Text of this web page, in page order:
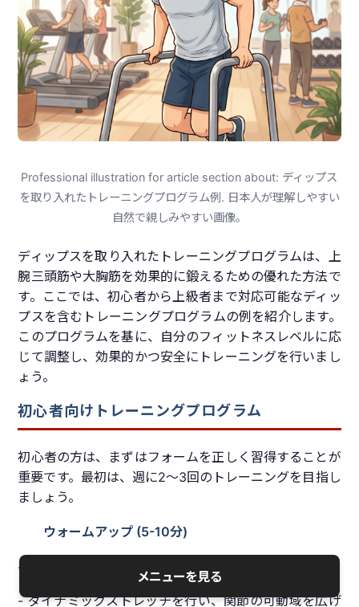
Professional illustration for article section about: ディップス
を取り入れたトレーニングプログラム例. 日本人が理解しやすい
自然で親しみやすい画像。
ディップスを取り入れたトレーニングプログラムは、上
腕三頭筋や大胸筋を効果的に鍛えるための優れた方法で
す。ここでは、初心者から上級者まで対応可能なディッ
プスを含むトレーニングプログラムの例を紹介します。
このプログラムを基に、自分のフィットネスレベルに応
じて調整し、効果的かつ安全にトレーニングを行いまし
ょう。
初心者向けトレーニングプログラム
初心者の方は、まずはフォームを正しく習得することが
重要です。最初は、週に2〜3回のトレーニングを目指し
ましょう。
ウォームアップ (5-10分)
- 軽いジョギングやジャンプジャックで体を温める
- ダイナミックストレッチを行い、関節の可動域を広げ
メニューを見る